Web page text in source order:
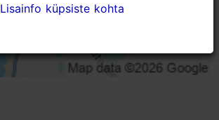
Lisainfo küpsiste kohta
Lisainfo küpsiste kohta